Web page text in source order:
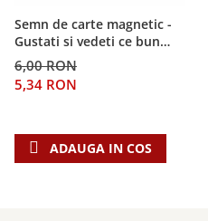
Semn de carte magnetic -
Gustati si vedeti ce bun
este Domnul!
6,00 RON
5,34 RON
ADAUGA IN COS